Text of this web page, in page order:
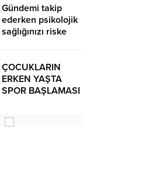
Gündemi takip
ederken psikolojik
sağlığınızı riske
ÇOCUKLARIN
ERKEN YAŞTA
SPOR BAŞLAMASI
TEHLİKELERDEN
UZAK TUTUMUŞ